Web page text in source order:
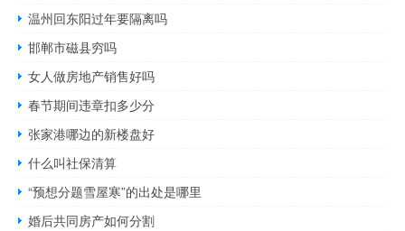
温州回东阳过年要隔离吗
邯郸市磁县穷吗
女人做房地产销售好吗
春节期间违章扣多少分
张家港哪边的新楼盘好
什么叫社保清算
“预想分题雪屋寒”的出处是哪里
婚后共同房产如何分割